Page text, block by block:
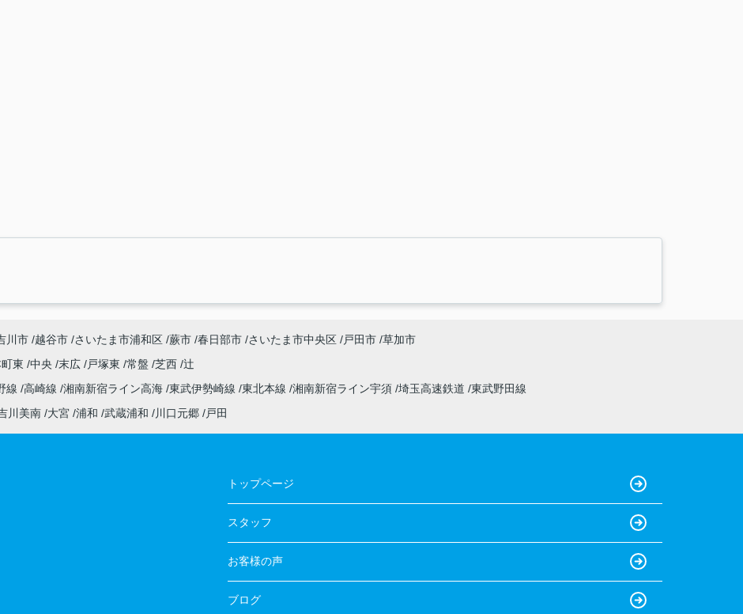
川市 越谷市 さいたま市浦和区 蕨市 春日部市 さいたま市中央区 戸田市 草加市
東 中央 末広 戸塚東 常盤 芝西 辻
線 高崎線 湘南新宿ライン高海 東武伊勢崎線 東北本線 湘南新宿ライン宇須 埼玉高速鉄道 東武野田線
川美南 大宮 浦和 武蔵浦和 川口元郷 戸田
トップページ
スタッフ
お客様の声
ブログ